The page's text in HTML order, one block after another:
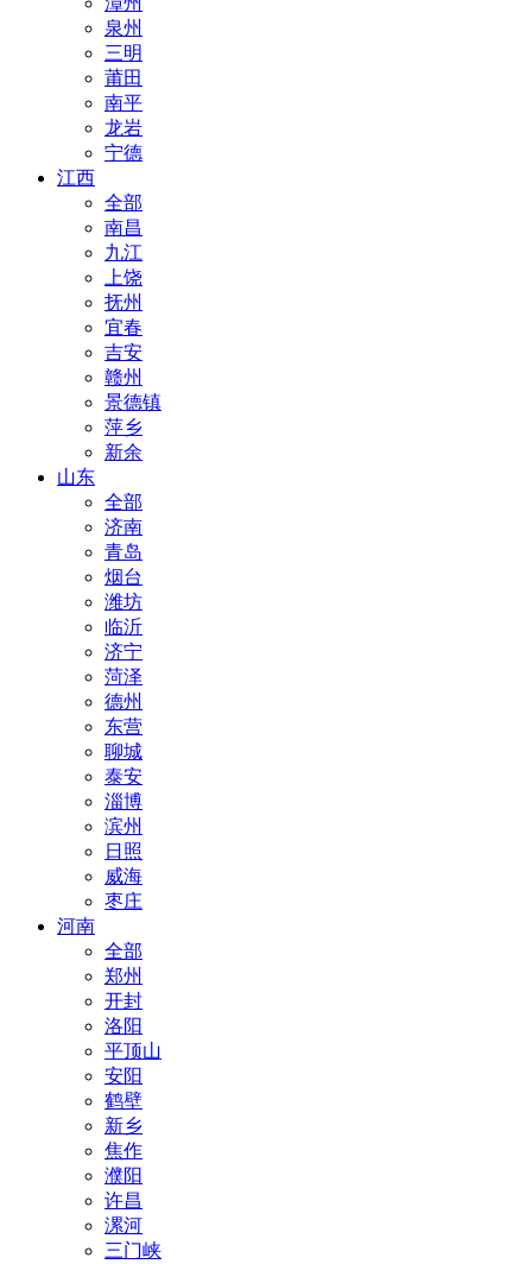
泉州
三明
莆田
南平
龙岩
宁德
江西
全部
南昌
九江
上饶
抚州
宜春
吉安
赣州
景德镇
萍乡
新余
山东
全部
济南
青岛
烟台
潍坊
临沂
济宁
菏泽
德州
东营
聊城
泰安
淄博
滨州
日照
威海
枣庄
河南
全部
郑州
开封
洛阳
平顶山
安阳
鹤壁
新乡
焦作
濮阳
许昌
漯河
三门峡